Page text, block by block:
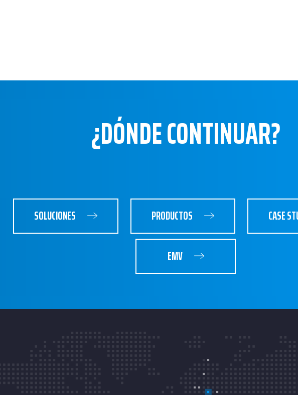
¿DÓNDE CONTINUAR?
SOLUCIONES PRODUCTOS CASE
EMV